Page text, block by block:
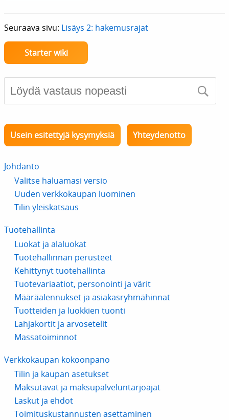
Seuraava sivu: Lisäys 2: hakemusrajat
Starter wiki
Usein esitettyjä kysymyksiä Yhteydenotto
Johdanto
Valitse haluamasi versio
Uuden verkkokaupan luominen
Tilin yleiskatsaus
Tuotehallinta
Luokat ja alaluokat
Tuotehallinnan perusteet
Kehittynyt tuotehallinta
Tuotevariaatiot, personointi ja värit
Määräalennukset ja asiakasryhmähinnat
Tuotteiden ja luokkien tuonti
Lahjakortit ja arvosetelit
Massatoiminnot
Verkkokaupan kokoonpano
Tilin ja kaupan asetukset
Maksutavat ja maksupalveluntarjoajat
Laskut ja ehdot
Toimituskustannusten asettaminen